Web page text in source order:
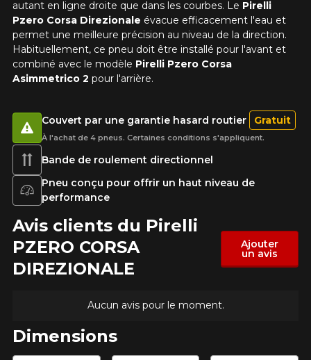
autant en ligne droite que dans les courbes. Le Pirelli
Pzero Corsa Direzionale évacue efficacement l'eau et
permet une meilleure précision au niveau de la direction.
Habituellement, ce pneu doit être installé pour l'avant et
combiné avec le modèle Pirelli Pzero Corsa
Asimmetrico 2 pour l'arrière.
Bande de roulement directionnel
Pneu conçu pour offrir un haut niveau de
performance
Couvert par une garantie hasard routier Gratuit
À l'achat de 4 pneus. Certaines conditions s'appliquent.
Avis clients du Pirelli
PZERO CORSA
DIREZIONALE
Ajouter
un avis
Aucun avis pour le moment.
Dimensions
Note
1
2 3 4 5
Commentaire
Envoyer
Annuler
présentement. Nous aimerions vous
aider à trouver le produit qu'il vous faut.
N'hésitez pas à contacter notre service
à la clientèle, qui se fera un plaisir de
rechercher des options pour votre
configuration.
*Attention cette dimension représente une possibilité
d'équipement pour votre véhicule, vous devez vérifier
l'exactitude de l'information sur votre véhicule directement
avant de commander.